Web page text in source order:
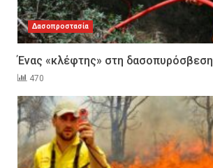
Δασοπροστασία
Ένας «κλέφτης» στη δασοπυρόσβεση
470